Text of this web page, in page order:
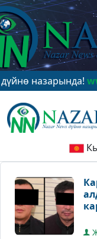
назарында!